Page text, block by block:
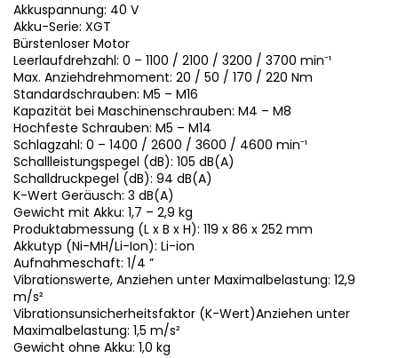
Akkuspannung: 40 V
Akku-Serie: XGT
Bürstenloser Motor
Leerlaufdrehzahl: 0 – 1100 / 2100 / 3200 / 3700 min⁻¹
Max. Anziehdrehmoment: 20 / 50 / 170 / 220 Nm
Standardschrauben: M5 – M16
Kapazität bei Maschinenschrauben: M4 – M8
Hochfeste Schrauben: M5 – M14
Schlagzahl: 0 – 1400 / 2600 / 3600 / 4600 min⁻¹
Schallleistungspegel (dB): 105 dB(A)
Schalldruckpegel (dB): 94 dB(A)
K-Wert Geräusch: 3 dB(A)
Gewicht mit Akku: 1,7 – 2,9 kg
Produktabmessung (L x B x H): 119 x 86 x 252 mm
Akkutyp (Ni-MH/Li-Ion): Li-ion
Aufnahmeschaft: 1/4 ”
Vibrationswerte, Anziehen unter Maximalbelastung: 12,9
m/s²
Vibrationsunsicherheitsfaktor (K-Wert)Anziehen unter
Maximalbelastung: 1,5 m/s²
Gewicht ohne Akku: 1,0 kg